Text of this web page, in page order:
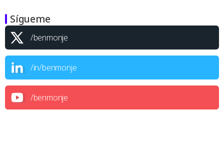
Sígueme
/benmonje
/in/benmonje
/benmonje